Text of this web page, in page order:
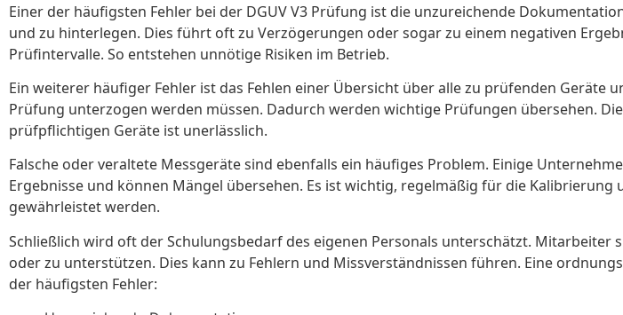
Einer der häufigsten Fehler bei der DGUV V3 Prüfung ist die unzureichende
und zu hinterlegen. Dies führt oft zu Verzögerungen oder sogar zu einem negativen
Prüfintervalle. So entstehen unnötige Risiken im Betrieb.
Ein weiterer häufiger Fehler ist das Fehlen einer Übersicht über alle zu prüfenden
Prüfung unterzogen werden müssen. Dadurch werden wichtige Prüfungen übersehen.
prüfpflichtigen Geräte ist unerlässlich.
Falsche oder veraltete Messgeräte sind ebenfalls ein häufiges Problem. Einige
Ergebnisse und können Mängel übersehen. Es ist wichtig, regelmäßig für die
gewährleistet werden.
Schließlich wird oft der Schulungsbedarf des eigenen Personals unterschätzt.
oder zu unterstützen. Dies kann zu Fehlern und Missverständnissen führen. Eine
der häufigsten Fehler: